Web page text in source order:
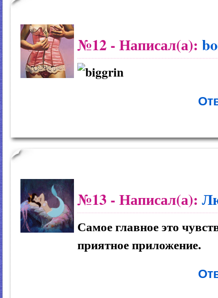
№12 - Написал(а):
№13 - Написал(а):
Самое главное это
приятное приложение.